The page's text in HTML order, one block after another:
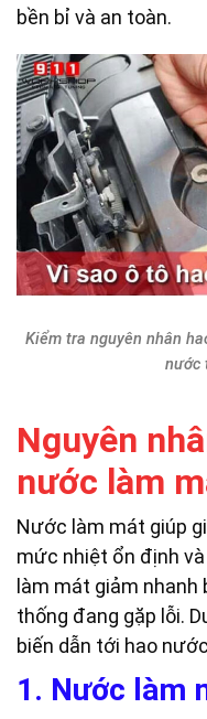
bền bỉ và an toàn.
Kiểm tra nguyên nhân
nước
Nguyên
nước làm
Nước làm mát giúp
mức nhiệt ổn định
làm mát giảm
thống đang gặp lỗi.
biến dẫn tới hao
1. Nước làm